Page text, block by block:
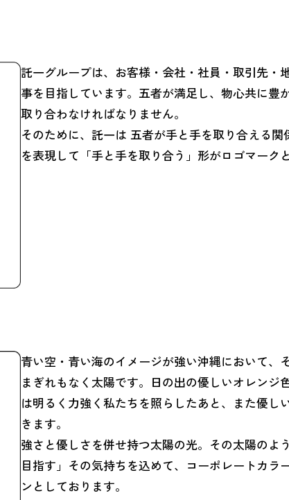
託一グループは、お客様・会社・社員・取引先・
事を目指しています。五者が満足し、物心共に豊
取り合わなければなりません。
そのために、託一は 五者が手と手を取り合える
を表現して「手と手を取り合う」形がロゴマーク
青い空・青い海のイメージが強い沖縄において、
まぎれもなく太陽です。日の出の優しいオレンジ
は明るく力強く私たちを照らしたあと、また優し
きます。
強さと優しさを併せ持つ太陽の光。その太陽のよ
目指す」その気持ちを込めて、コーポレートカラ
ンとしております。